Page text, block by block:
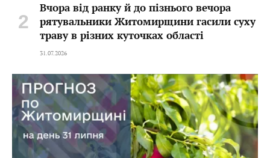
Вчора від ранку й до пізнього вечора
рятувальники Житомирщини гасили суху
траву в різних куточках області
31.07.2026